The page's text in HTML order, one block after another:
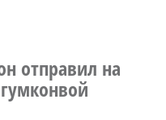
отправил на